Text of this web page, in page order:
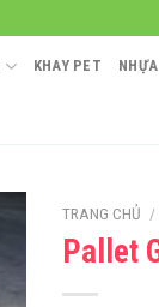
KHAY PET
TRANG CHỦ /
Pallet